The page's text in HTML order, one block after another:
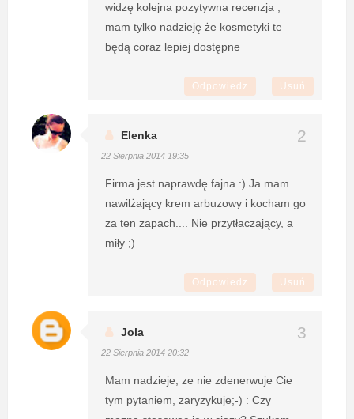
widzę kolejna pozytywna recenzja ,
mam tylko nadzieję że kosmetyki te
będą coraz lepiej dostępne
Odpowiedz Usuń
Elenka
22 Sierpnia 2014 19:35
Firma jest naprawdę fajna :) Ja mam
nawilżający krem arbuzowy i kocham go
za ten zapach.... Nie przytłaczający, a
miły ;)
Odpowiedz Usuń
Jola
22 Sierpnia 2014 20:32
Mam nadzieje, ze nie zdenerwuje Cie
tym pytaniem, zaryzykuje;-) : Czy